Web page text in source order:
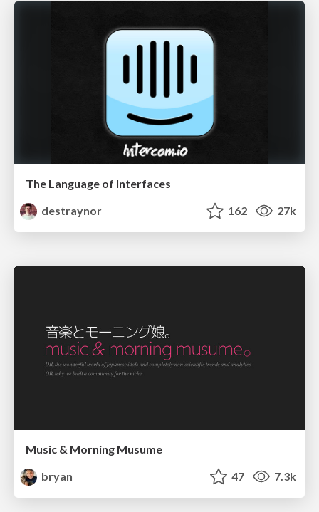
The Language of Interfaces
destraynor
162 27k
Music & Morning Musume
bryan
47 7.3k